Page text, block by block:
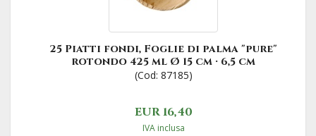
25 Piatti fondi, Foglie di palma "pure"
rotondo 425 ml Ø 15 cm · 6,5 cm
(Cod: 87185)
EUR 16,40
IVA inclusa